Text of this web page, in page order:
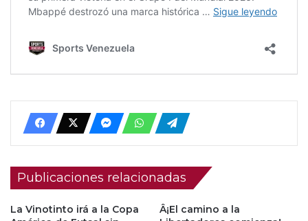
Publicaciones relacionadas
La Vinotinto irá a la Copa
Â¡El camino a la